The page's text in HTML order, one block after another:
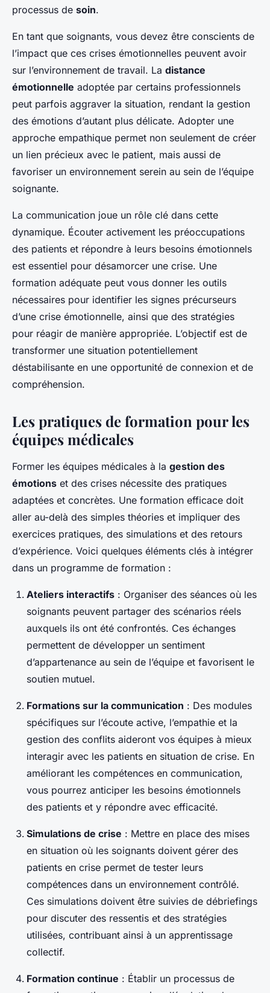
processus de soin.
En tant que soignants, vous devez être conscients de
l’impact que ces crises émotionnelles peuvent avoir
sur l’environnement de travail. La distance
émotionnelle adoptée par certains professionnels
peut parfois aggraver la situation, rendant la gestion
des émotions d’autant plus délicate. Adopter une
approche empathique permet non seulement de créer
un lien précieux avec le patient, mais aussi de
favoriser un environnement serein au sein de l’équipe
soignante.
La communication joue un rôle clé dans cette
dynamique. Écouter activement les préoccupations
des patients et répondre à leurs besoins émotionnels
est essentiel pour désamorcer une crise. Une
formation adéquate peut vous donner les outils
nécessaires pour identifier les signes précurseurs
d’une crise émotionnelle, ainsi que des stratégies
pour réagir de manière appropriée. L’objectif est de
transformer une situation potentiellement
déstabilisante en une opportunité de connexion et de
compréhension.
Les pratiques de formation pour les
équipes médicales
Former les équipes médicales à la gestion des
émotions et des crises nécessite des pratiques
adaptées et concrètes. Une formation efficace doit
aller au-delà des simples théories et impliquer des
exercices pratiques, des simulations et des retours
d’expérience. Voici quelques éléments clés à intégrer
dans un programme de formation :
Ateliers interactifs : Organiser des séances où les
soignants peuvent partager des scénarios réels
auxquels ils ont été confrontés. Ces échanges
permettent de développer un sentiment
d’appartenance au sein de l’équipe et favorisent le
soutien mutuel.
Formations sur la communication : Des modules
spécifiques sur l’écoute active, l’empathie et la
gestion des conflits aideront vos équipes à mieux
interagir avec les patients en situation de crise. En
améliorant les compétences en communication,
vous pourrez anticiper les besoins émotionnels
des patients et y répondre avec efficacité.
Simulations de crise : Mettre en place des mises
en situation où les soignants doivent gérer des
patients en crise permet de tester leurs
compétences dans un environnement contrôlé.
Ces simulations doivent être suivies de débriefings
pour discuter des ressentis et des stratégies
utilisées, contribuant ainsi à un apprentissage
collectif.
Formation continue : Établir un processus de